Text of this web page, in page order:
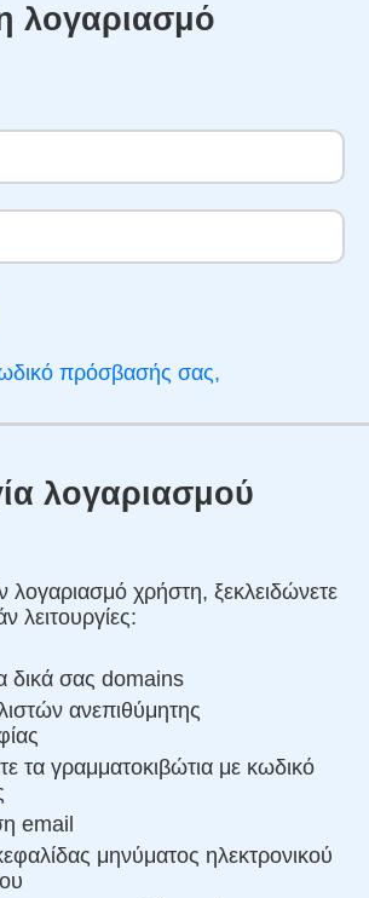
λογαριασμό
πρόσβασής σας,
λογαριασμού
χρήστη, ξεκλειδώνετε
λειτουργίες:
δικά σας domains
ανεπιθύμητης
τα γραμματοκιβώτια με κωδικό
email
μηνύματος ηλεκτρονικού